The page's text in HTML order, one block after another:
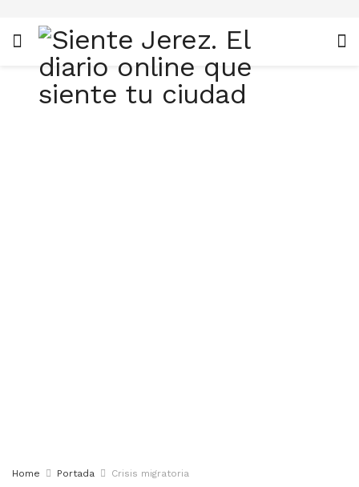
Home Portada Crisis migratoria